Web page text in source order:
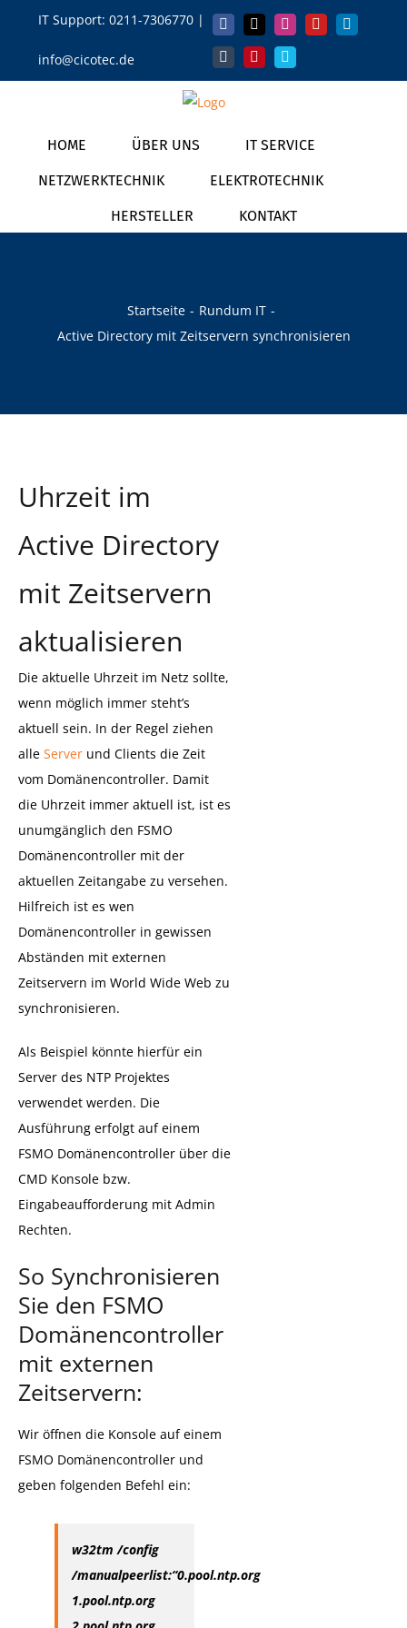
springen
IT Support: 0211-7306770|
info@cicotec.de
Facebook
X InstagramYouTubeLinkedIn
TumblrPinterestVimeo
HOME ÜBER UNS IT SERVICE
NETZWERKTECHNIK ELEKTROTECHNIK
HERSTELLER KONTAKT
Startseite
Rundum IT
Active Directory mit Zeitservern synchronisieren
Uhrzeit im
Active Directory
mit Zeitservern
aktualisieren
Die aktuelle Uhrzeit im Netz sollte,
wenn möglich immer steht’s
aktuell sein. In der Regel ziehen
alle Server und Clients die Zeit
vom Domänencontroller. Damit
die Uhrzeit immer aktuell ist, ist es
unumgänglich den FSMO
Domänencontroller mit der
aktuellen Zeitangabe zu versehen.
Hilfreich ist es wen
Domänencontroller in gewissen
Abständen mit externen
Zeitservern im World Wide Web zu
synchronisieren.
Als Beispiel könnte hierfür ein
Server des NTP Projektes
verwendet werden. Die
Ausführung erfolgt auf einem
FSMO Domänencontroller über die
CMD Konsole bzw.
Eingabeaufforderung mit Admin
Rechten.
So Synchronisieren
Sie den FSMO
Domänencontroller
mit externen
Zeitservern:
Wir öffnen die Konsole auf einem
FSMO Domänencontroller und
geben folgenden Befehl ein:
w32tm /config
/manualpeerlist:“0.pool.ntp.org
1.pool.ntp.org